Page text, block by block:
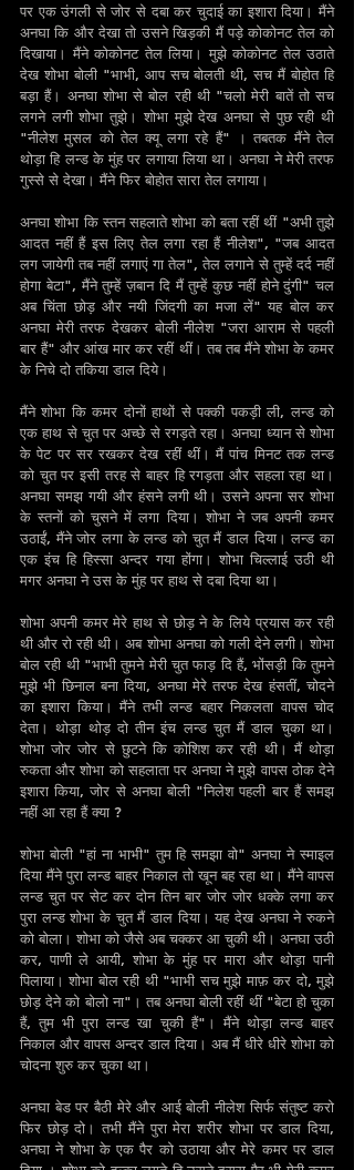
पर एक उंगली से जोर से दबा कर चुदाई का इशारा दिया। मैंने
अनघा कि और देखा तो उसने खिड़की मैं पड़े कोकोनट तेल को
दिखाया। मैंने कोकोनट तेल लिया। मुझे कोकोनट तेल उठाते
देख शोभा बोली "भाभी, आप सच बोलती थी, सच मैं बोहोत हि
बड़ा हैं। अनघा शोभा से बोल रही थी "चलो मेरी बातें तो सच
लगने लगी शोभा तुझे। शोभा मुझे देख अनघा से पुछ रही थी
"नीलेश मुसल को तेल क्यू लगा रहे हैं" । तबतक मैंने तेल
थोड़ा हि लन्ड के मुंह पर लगाया लिया था। अनघा ने मेरी तरफ
गुस्से से देखा। मैंने फिर बोहोत सारा तेल लगाया।
अनघा शोभा कि स्तन सहलाते शोभा को बता रहीं थीं "अभी तुझे
आदत नहीं हैं इस लिए तेल लगा रहा हैं नीलेश", "जब आदत
लग जायेगी तब नहीं लगाएं गा तेल", तेल लगाने से तुम्हें दर्द नहीं
होगा बेटा", मैंने तुम्हें ज़बान दि मैं तुम्हें कुछ नहीं होने दुंगी" चल
अब चिंता छोड़ और नयी जिंदगी का मजा लें" यह बोल कर
अनघा मेरी तरफ देखकर बोली नीलेश "जरा आराम से पहली
बार हैं" और आंख मार कर रहीं थीं। तब तब मैंने शोभा के कमर
के निचे दो तकिया डाल दिये।
मैंने शोभा कि कमर दोनों हाथों से पक्की पकड़ी ली, लन्ड को
एक हाथ से चुत पर अच्छे से रगड़ते रहा। अनघा ध्यान से शोभा
के पेट पर सर रखकर देख रहीं थीं। मैं पांच मिनट तक लन्ड
को चुत पर इसी तरह से बाहर हि रगड़ता और सहला रहा था।
अनघा समझ गयी और हंसने लगी थी। उसने अपना सर शोभा
के स्तनों को चुसने में लगा दिया। शोभा ने जब अपनी कमर
उठाईं, मैंने जोर लगा के लन्ड को चुत मैं डाल दिया। लन्ड का
एक इंच हि हिस्सा अन्दर गया होंगा। शोभा चिल्लाई उठी थी
मगर अनघा ने उस के मुंह पर हाथ से दबा दिया था।
शोभा अपनी कमर मेरे हाथ से छोड़ ने के लिये प्रयास कर रही
थी और रो रही थी। अब शोभा अनघा को गली देने लगी। शोभा
बोल रही थी "भाभी तुमने मेरी चुत फाड़ दि हैं, भोंसड़ी कि तुमने
मुझे भी छिनाल बना दिया, अनघा मेरे तरफ देख हंसतीं, चोदने
का इशारा किया। मैंने तभी लन्ड बहार निकलता वापस चोद
देता। थोड़ा थोड़ दो तीन इंच लन्ड चुत मैं डाल चुका था।
शोभा जोर जोर से छुटने कि कोशिश कर रही थी। मैं थोड़ा
रुकता और शोभा को सहलाता पर अनघा ने मुझे वापस ठोक देने
इशारा किया, जोर से अनघा बोली "निलेश पहली बार हैं समझ
नहीं आ रहा हैं क्या ?
शोभा बोली "हां ना भाभी" तुम हि समझा वो" अनघा ने स्माइल
दिया मैंने पुरा लन्ड बाहर निकाल तो खून बह रहा था। मैंने वापस
लन्ड चुत पर सेट कर दोन तिन बार जोर जोर धक्के लगा कर
पुरा लन्ड शोभा के चुत मैं डाल दिया। यह देख अनघा ने रुकने
को बोला। शोभा को जैसे अब चक्कर आ चुकी थी। अनघा उठी
कर, पाणी ले आयी, शोभा के मुंह पर मारा और थोड़ा पानी
पिलाया। शोभा बोल रही थी "भाभी सच मुझे माफ़ कर दो, मुझे
छोड़ देने को बोलो ना"। तब अनघा बोली रहीं थीं "बेटा हो चुका
हैं, तुम भी पुरा लन्ड खा चुकी हैं"। मैंने थोड़ा लन्ड बाहर
निकाल और वापस अन्दर डाल दिया। अब मैं धीरे धीरे शोभा को
चोदना शुरु कर चुका था।
अनघा बेड पर बैठी मेरे और आई बोली नीलेश सिर्फ संतुष्ट करो
फिर छोड़ दो। तभी मैंने पुरा मेरा शरीर शोभा पर डाल दिया,
अनघा ने शोभा के एक पैर को उठाया और मेरे कमर पर डाल